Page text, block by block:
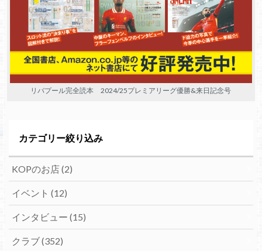
リバプール完全読本 2024/25プレミアリーグ優勝&来日記念号
カテゴリー絞り込み
KOPのお店(2)
イベント (12)
インタビュー (15)
クラブ(352)